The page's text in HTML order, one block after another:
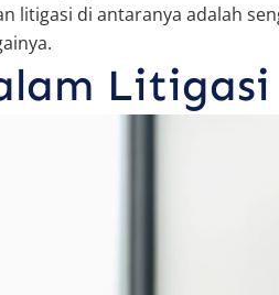
litigasi di antaranya adalah
Litigasi